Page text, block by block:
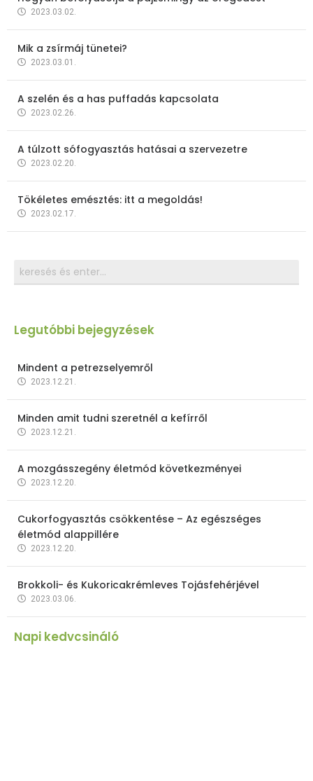
2023.03.02.
Mik a zsírmáj tünetei?
2023.03.01.
A szelén és a has puffadás kapcsolata
2023.02.26.
A túlzott sófogyasztás hatásai a szervezetre
2023.02.20.
Tökéletes emésztés: itt a megoldás!
2023.02.17.
Legutóbbi bejegyzések
Mindent a petrezselyemről
2023.12.21.
Minden amit tudni szeretnél a kefírről
2023.12.21.
A mozgásszegény életmód következményei
2023.12.20.
Cukorfogyasztás csökkentése – Az egészséges
életmód alappillére
2023.12.20.
Brokkoli- és Kukoricakrémleves Tojásfehérjével
2023.03.06.
Napi kedvcsináló